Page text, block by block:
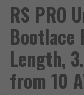
RS PRO
Bootlace
Length,
from 10